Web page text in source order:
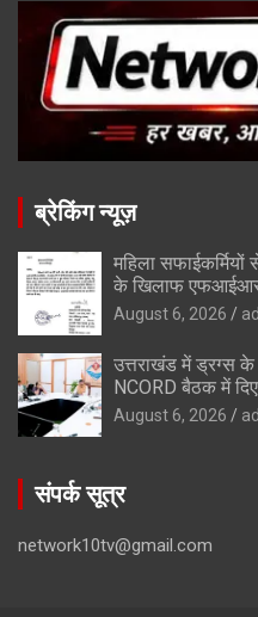
ब्रेकिंग न्यूज़
महिला
के खिलाफ
August 6, 2026
उत्तराखंड में ड्रग्स
NCORD बैठक में
August 6, 2026
संपर्क सूत्र
network10tv@gmail.com